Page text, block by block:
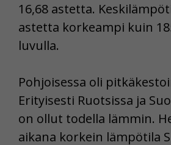
16,68 astetta.
astetta korkeampi kuin
luvulla.
Pohjoisessa oli
Erityisesti Ruotsissa ja
on ollut todella lämmin.
aikana korkein lämpötila